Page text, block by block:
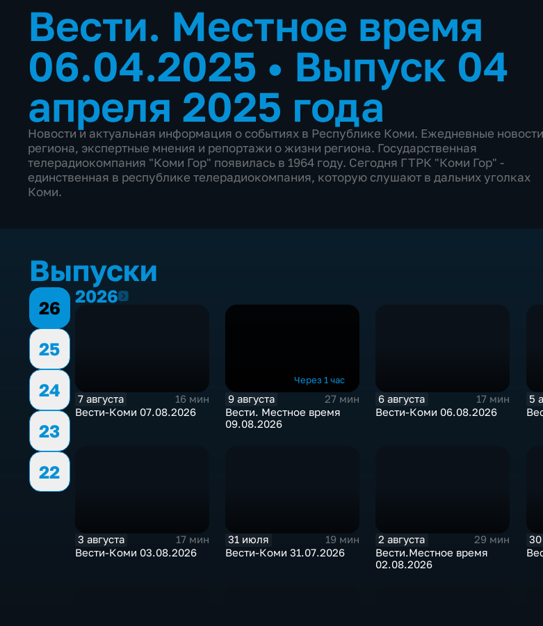
Вести. Местное время
06.04.2025 • Выпуск 04
апреля 2025 года
Новости и актуальная информация о событиях в Республике Коми. Ежедневные новости
региона, экспертные мнения и репортажи о жизни региона. Государственная
телерадиокомпания "Коми Гор" появилась в 1964 году. Сегодня ГТРК "Коми Гор" -
единственная в республике телерадиокомпания, которую слушают в дальних уголках
Коми.
Выпуски
26
25
24
23
22
20262026
7 августа
16 мин
Вести-Коми 07.08.2026
Через 1 час
9 августа
27 мин
Вести. Местное время
09.08.2026
6 августа
17 мин
Вести-Коми 06.08.2026
5
3 августа
17 мин
Вести-Коми 03.08.2026
31 июля
19 мин
Вести-Коми 31.07.2026
2 августа
29 мин
Вести.Местное время
02.08.2026